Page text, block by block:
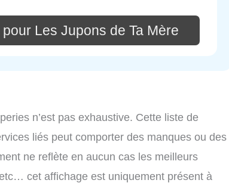
Les Jupons de Ta Mère
n’est pas exhaustive. Cette liste de
liés peut comporter des manques ou des
ne reflète en aucun cas les meilleurs
cet affichage est uniquement présent à